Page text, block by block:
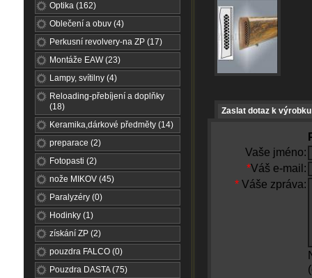
Optika (162)
Oblečení a obuv (4)
Perkusní revolvery-na ZP (17)
Montáže EAW (23)
Lampy, svítilny (4)
Reloading-přebíjení a doplňky
(18)
Keramika,dárkové předměty (14)
preparace (2)
Fotopasti (2)
nože MIKOV (45)
Paralyzéry (0)
Hodinky (1)
získání ZP (2)
pouzdra FALCO (0)
Pouzdra DASTA (75)
Zaslat dotaz k výrobku
Vaše jméno:
*Váš e-mail:
* Váše zpráva: